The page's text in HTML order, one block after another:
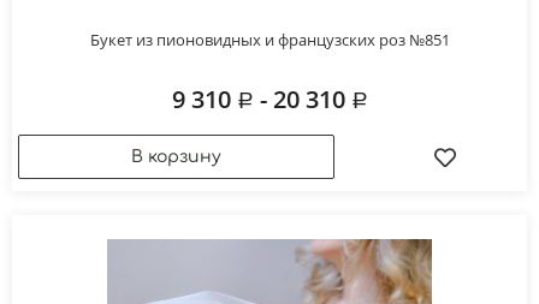
Букет из пионовидных и французских роз №851
9 310 - 20 310